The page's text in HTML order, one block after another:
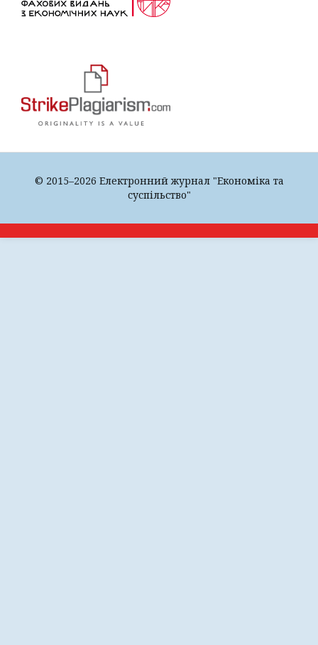
© 2015–2026 Електронний журнал "Економіка та
суспільство"